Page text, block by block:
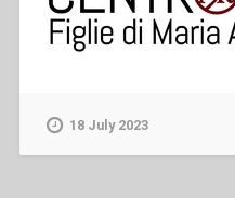
18 July 2023